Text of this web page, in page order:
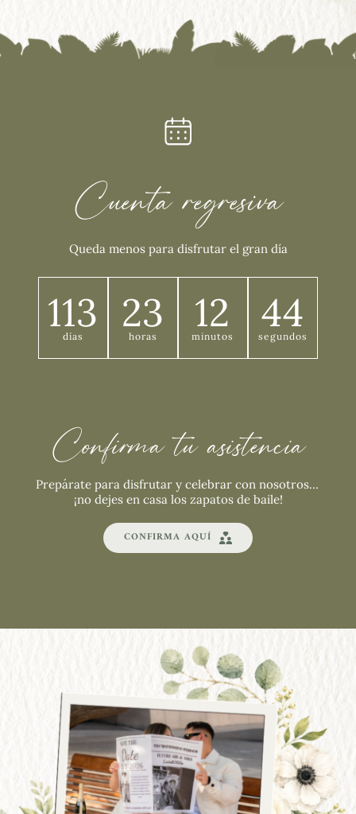
Cuenta regresiva
Queda menos para disfrutar el gran día
113
días 23
horas 12
minutos 43
segundos
Confirma tu asistencia
Prepárate para disfrutar y celebrar con nosotros…
¡no dejes en casa los zapatos de baile!
CONFIRMA AQUÍ